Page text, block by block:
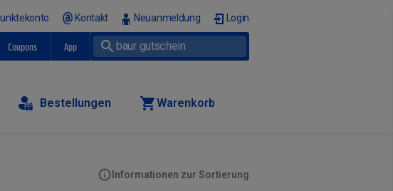
Kontakt Neuanmeldung Login
Coupons App
Bestellungen Warenkorb
Informationen zur Sortierung